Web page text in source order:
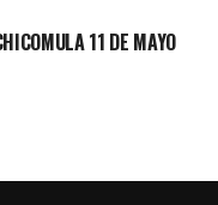
11 DE MAYO